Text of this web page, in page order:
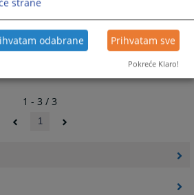
1 - 3 / 3
1
strane
odabrane Prihvatam sve
Pokreće Klaro!